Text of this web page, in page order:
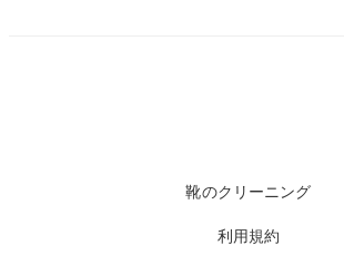
靴のクリーニング
利用規約